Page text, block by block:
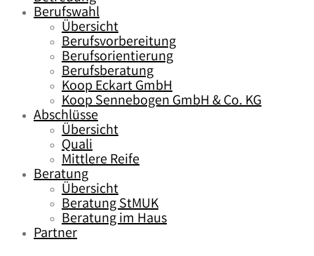
Berufswahl
Übersicht
Berufsvorbereitung
Berufsorientierung
Berufsberatung
Koop Eckart GmbH
Koop Sennebogen GmbH & Co. KG
Abschlüsse
Übersicht
Quali
Mittlere Reife
Beratung
Übersicht
Beratung StMUK
Beratung im Haus
Partner